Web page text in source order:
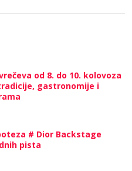
od 8. do 10. kolovoza
gastronomije i
# Dior Backstage
pista